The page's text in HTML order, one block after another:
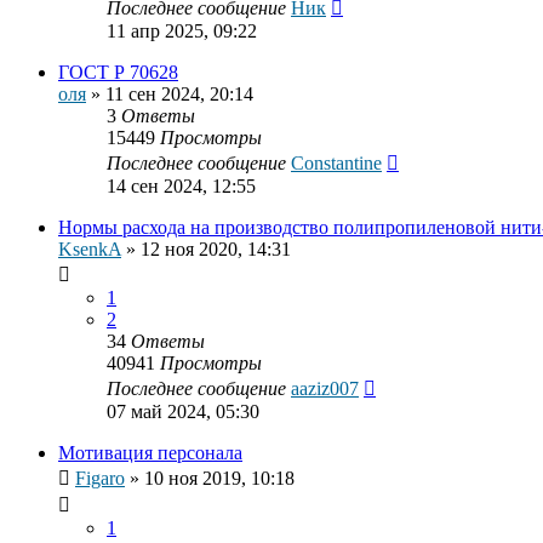
Последнее сообщение Ник
11 апр 2025, 09:22
ГОСТ Р 70628
оля » 11 сен 2024, 20:14
3 Ответы
15449 Просмотры
Последнее сообщение Constantine
14 сен 2024, 12:55
Нормы расхода на производство полипропиленовой
KsenkA» 12 ноя 2020, 14:31
1
2
34 Ответы
40941 Просмотры
Последнее сообщение aaziz007
07 май 2024, 05:30
Мотивация персонала
Figaro » 10 ноя 2019, 10:18
1